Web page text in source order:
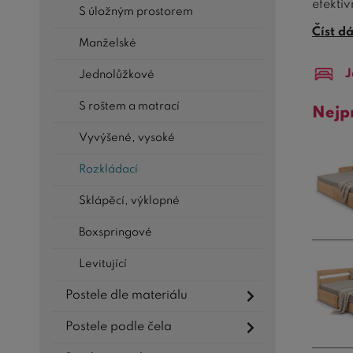
Naše
máme
Číst
S úložným prostorem
Manželské
Jednolůžkové
S roštem a matrací
Vyvýšené, vysoké
Rozkládací
Sklápěcí, výklopné
Boxspringové
Levitující
Postele dle materiálu
Postele podle čela